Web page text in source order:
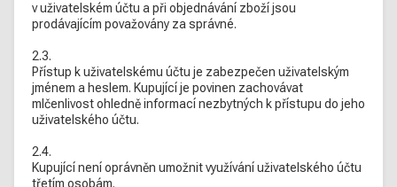
v uživatelském účtu a při objednávání zboží jsou
prodávajícím považovány za správné.
2.3.
Přístup k uživatelskému účtu je zabezpečen uživatelským
jménem a heslem. Kupující je povinen zachovávat
mlčenlivost ohledně informací nezbytných k přístupu do jeho
uživatelského účtu.
2.4.
Kupující není oprávněn umožnit využívání uživatelského účtu
třetím osobám.